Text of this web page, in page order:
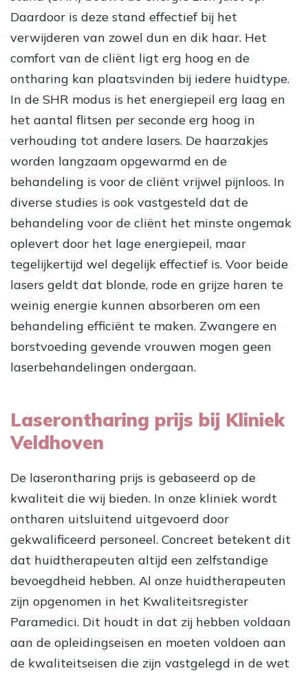
Daardoor is deze stand effectief bij het
verwijderen van zowel dun en dik haar. Het
comfort van de cliënt ligt erg hoog en de
ontharing kan plaatsvinden bij iedere huidtype.
In de SHR modus is het energiepeil erg laag en
het aantal flitsen per seconde erg hoog in
verhouding tot andere lasers. De haarzakjes
worden langzaam opgewarmd en de
behandeling is voor de cliënt vrijwel pijnloos. In
diverse studies is ook vastgesteld dat de
behandeling voor de cliënt het minste ongemak
oplevert door het lage energiepeil, maar
tegelijkertijd wel degelijk effectief is. Voor beide
lasers geldt dat blonde, rode en grijze haren te
weinig energie kunnen absorberen om een
behandeling efficiënt te maken. Zwangere en
borstvoeding gevende vrouwen mogen geen
laserbehandelingen ondergaan.
Laserontharing prijs bij Kliniek
Veldhoven
De laserontharing prijs is gebaseerd op de
kwaliteit die wij bieden. In onze kliniek wordt
ontharen uitsluitend uitgevoerd door
gekwalificeerd personeel. Concreet betekent dit
dat huidtherapeuten altijd een zelfstandige
bevoegdheid hebben. Al onze huidtherapeuten
zijn opgenomen in het Kwaliteitsregister
Paramedici. Dit houdt in dat zij hebben voldaan
aan de opleidingseisen en moeten voldoen aan
de kwaliteitseisen die zijn vastgelegd in de wet